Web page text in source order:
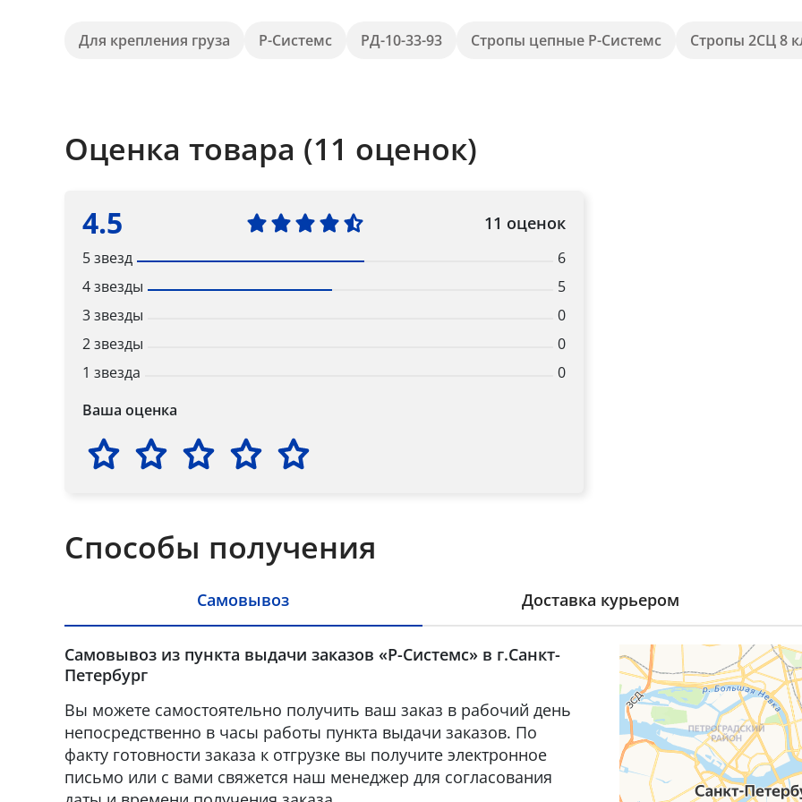
Для крепления груза Р-Системс РД-10-33-93 Стропы цепные Р-Системс Стропы 2СЦ 8
Оценка товара (11 оценок)
4.5 11 оценок
5 звезд
6
4 звезды
5
3 звезды
0
2 звезды
0
1 звезда
0
Ваша оценка
Способы получения
Самовывоз Доставка курьером
Самовывоз из пункта выдачи заказов «Р-Системс» в г.Санкт-
Петербург
Вы можете самостоятельно получить ваш заказ в рабочий день
непосредственно в часы работы пункта выдачи заказов. По
факту готовности заказа к отгрузке вы получите электронное
письмо или с вами свяжется наш менеджер для согласования